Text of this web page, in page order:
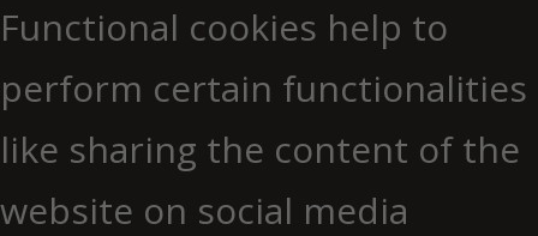
Functional cookies help to
perform certain functionalities
like sharing the content of the
website on social media